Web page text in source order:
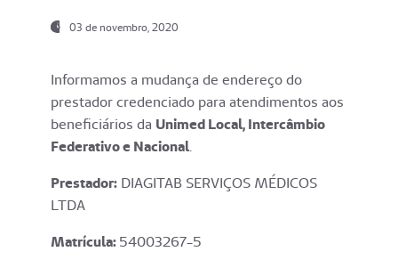
03 de novembro, 2020
Informamos a mudança de endereço do
prestador credenciado para atendimentos aos
beneficiários da Unimed Local, Intercâmbio
Federativo e Nacional.
Prestador: DIAGITAB SERVIÇOS MÉDICOS
LTDA
Matrícula:54003267-5